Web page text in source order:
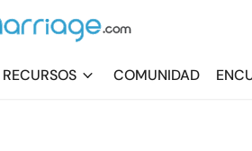
RECURSOS COMUNIDAD